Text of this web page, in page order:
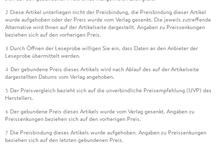
2 Diese Artikel unterliegen nicht der Preisbindung, die Preisbindung dieser Artikel
wurde aufgehoben oder der Preis wurde vom Verlag gesenkt. Die jeweils zutreffende
Alternative wird Ihnen auf der Artikelseite dargestellt. Angaben zu Preissenkungen
beziehen sich auf den vorherigen Preis.
3 Durch Öffnen der Leseprobe willigen Sie ein, dass Daten an den Anbieter der
Leseprobe übermittelt werden.
4 Der gebundene Preis dieses Artikels wird nach Ablauf des auf der Artikelseite
dargestellten Datums vom Verlag angehoben.
5 Der Preisvergleich bezieht sich auf die unverbindliche Preisempfehlung (UVP) des
Herstellers.
6 Der gebundene Preis dieses Artikels wurde vom Verlag gesenkt. Angaben zu
Preissenkungen beziehen sich auf den vorherigen Preis.
7 Die Preisbindung dieses Artikels wurde aufgehoben. Angaben zu Preissenkungen
beziehen sich auf den letzten gebundenen Preis.